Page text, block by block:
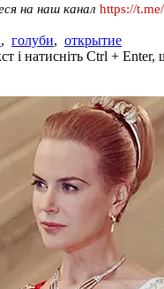
на наш канал https://
, голуби, открытие
і натисніть Ctrl +